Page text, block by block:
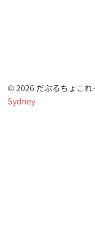
© 2026 だぶるちょこ
Sydney